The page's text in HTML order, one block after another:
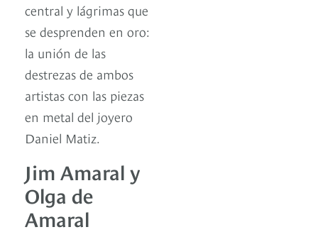
central y lágrimas que
se desprenden en oro:
la unión de las
destrezas de ambos
artistas con las piezas
en metal del joyero
Daniel Matiz.
Jim Amaral y
Olga de
Amaral